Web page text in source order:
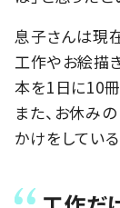
息子さんは現
工作やお絵描
本を1日に10冊
また、お休み
かけをしている